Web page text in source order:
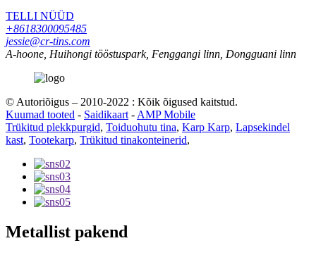
TELLI NÜÜD
+8618300095485
jessie@cr-tins.com
A-hoone, Huihongi tööstuspark, Fenggangi linn, Dongguani linn
© Autoriõigus – 2010-2022 : Kõik õigused kaitstud.
Kuumad tooted - Saidikaart - AMP Mobile
Trükitud plekkpurgid, Toiduohutu tina, Karp Karp, Lapsekindel
kast, Tootekarp, Trükitud tinakonteinerid,
Metallist pakend